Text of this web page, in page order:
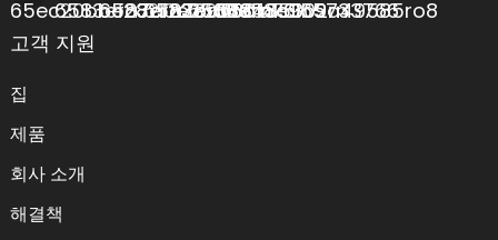
고객 지원
집
제품
회사 소개
해결책